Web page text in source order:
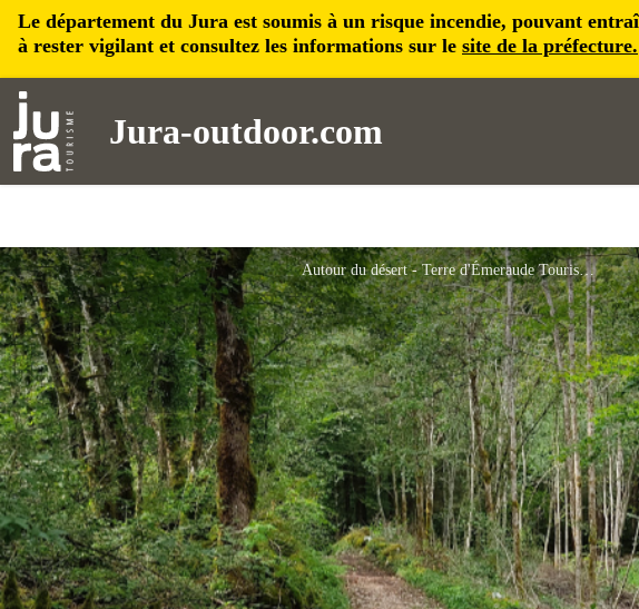
Le département du Jura est soumis à un risque incendie, pouvant
à rester vigilant et consultez les informations sur le site de la préfecture.
Jura-outdoor.com
Autour du désert - Terre d'Émeraude Tourisme